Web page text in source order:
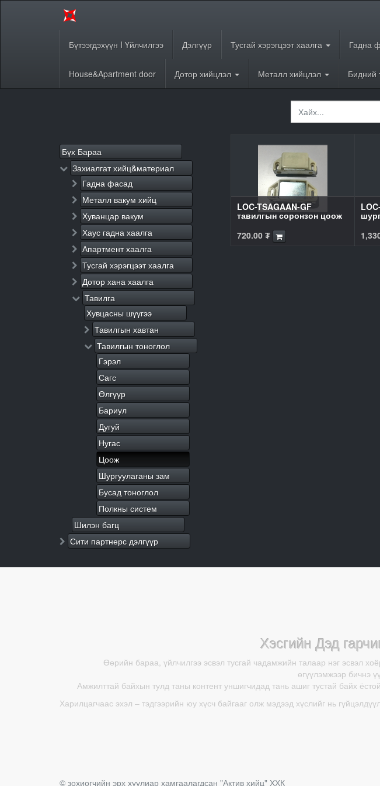
Бүтээгдэхүүн I Үйлчилгээ Дэлгүүр Тусгай хэрэгцээт хаалга Гадна
House&Apartment door Дотор хийцлэл Металл хийцлэл Бидний
Бүх Бараа
Захиалгат хийц&материал
Гадна фасад
Металл вакум хийц
Хуванцар вакум
Хаус гадна хаалга
Апартмент хаалга
Тусгай хэрэгцээт хаалга
Дотор хана хаалга
Тавилга
Хувцасны шүүгээ
Тавилгын хавтан
Тавилгын тоноглол
Гэрэл
Сагс
Өлгүүр
Бариул
Дугуй
Нугас
Цоож
Шургуулаганы зам
Бусад тоноглол
Полкны систем
Шилэн багц
Сити партнерс дэлгүүр
LOC-TSAGAAN-GF
тавилгын соронзон цоож
720.00₮
Хэсгийн Дэд
Өөрийн бараа, үйлчилгээ эсвэл тусгай чадамжийн талаар нэг эсвэл
өгүүлэмжээр бичнэ
Амжилттай байхын тулд таны контент уншигчидад тань ашиг тустай байх
Харилцагчаас эхэл – тэдгээрийн юу хүсч байгааг олж мэдээд хүслийг нь
© зохиогчийн эрх хуулиар хамгаалагдсан "Актив хийц" ХХК